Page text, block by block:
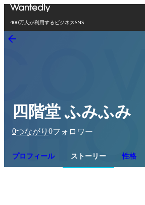
400万人が利用するビジネスSNS
四階堂 ふみふみ
0つながり 0フォロワー
プロフィール ストーリー 性格